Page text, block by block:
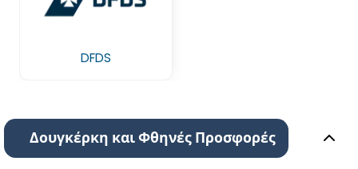
DFDS
Δουγκέρκη και Φθηνές Προσφορές